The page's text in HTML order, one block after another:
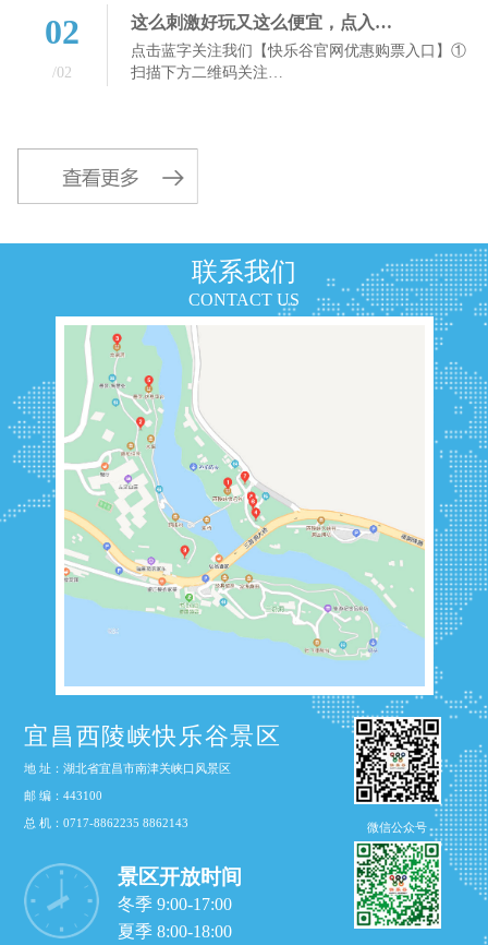
02
/02
这么刺激好玩又这么便宜，点入…
点击蓝字关注我们【快乐谷官网优惠购票入口】①
扫描下方二维码关注…
联系我们
CONTACT US
宜昌西陵峡快乐谷景区
地 址：湖北省宜昌市南津关峡口风景区
邮 编：443100
总 机：0717-8862235 8862143
景区开放时间
冬季 9:00-17:00
夏季 8:00-18:00
微信公众号